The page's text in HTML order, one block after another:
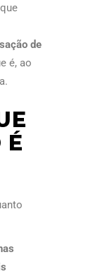
de
é, ao
É